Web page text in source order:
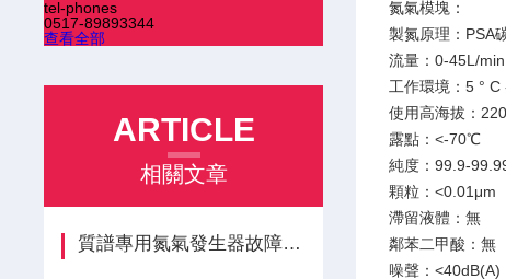
tel-phones
0517-89893344
查看全部
ARTICLE
相關文章
質譜專用氮氣發生器故障對質譜分析結果的影響
氮氣模塊：
製氮原理：PSA
流量：0-45L/min
工作環境：5 °
使用高海拔：
露點：<-70℃
純度：99.9-
顆粒：<0.01μm
滯留液體：無
鄰苯二甲酸：無
噪聲：<40dB(A)